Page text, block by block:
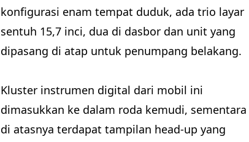
konfigurasi enam tempat duduk, ada trio layar
sentuh 15,7 inci, dua di dasbor dan unit yang
dipasang di atap untuk penumpang belakang.
Kluster instrumen digital dari mobil ini
dimasukkan ke dalam roda kemudi, sementara
di atasnya terdapat tampilan head-up yang